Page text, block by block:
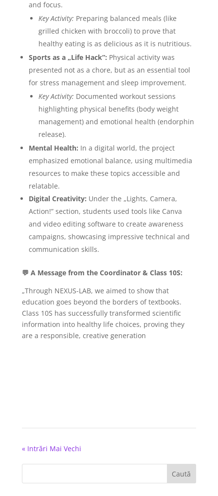
and focus.
Key Activity: Preparing balanced meals (like
grilled chicken with broccoli) to prove that
healthy eating is as delicious as it is nutritious.
Sports as a „Life Hack”: Physical activity was
presented not as a chore, but as an essential tool
for stress management and sleep improvement.
Key Activity: Documented workout sessions
highlighting physical benefits (body weight
management) and emotional health (endorphin
release).
Mental Health: In a digital world, the project
emphasized emotional balance, using multimedia
resources to make these topics accessible and
relatable.
Digital Creativity: Under the „Lights, Camera,
Action!” section, students used tools like Canva
and video editing software to create awareness
campaigns, showcasing impressive technical and
communication skills.
💬 A Message from the Coordinator & Class 10S:
„Through NEXUS-LAB, we aimed to show that
education goes beyond the borders of textbooks.
Class 10S has successfully transformed scientific
information into healthy life choices, proving they
are a responsible, creative generation
« Intrări Mai Vechi